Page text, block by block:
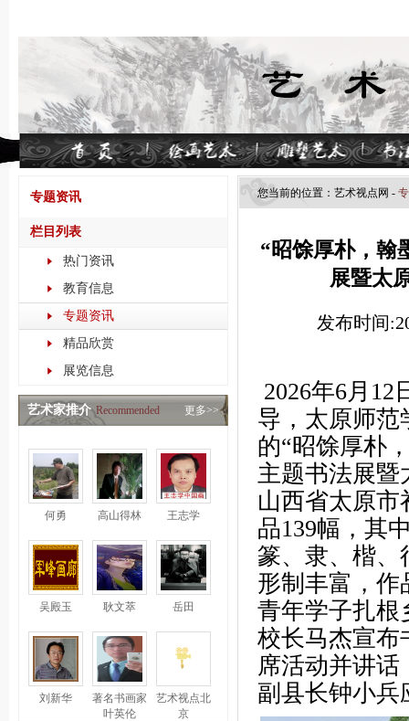
专题资讯
栏目列表
热门资讯
教育信息
专题资讯
精品欣赏
展览信息
艺术家推介 Recommended 更多>>
何勇 高山得林 王志学
吴殿玉 耿文萃 岳田
刘新华
著名书画家
叶英伦
艺术视点北
京
您当前的位置： 艺术视点​网 -
“昭馀厚朴，翰
展暨太
发布时间
2026年6月
导，太原师范
的“昭馀厚朴
主题书法展暨
山西省太原
品139幅，其
篆、隶、楷、
形制丰富，作
青年学子扎根
校长马杰宣布
席活动并讲
副县长钟小兵